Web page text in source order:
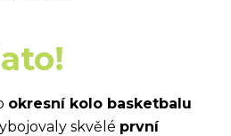
okresní kolo basketbalu
skvělé první